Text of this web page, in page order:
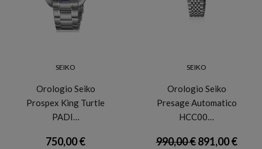
SEIKO
Orologio Seiko
Prospex King Turtle
PADI…
750,00 €
SEIKO
Orologio Seiko
Presage Automatico
HCC00…
990,00 €891,00 €